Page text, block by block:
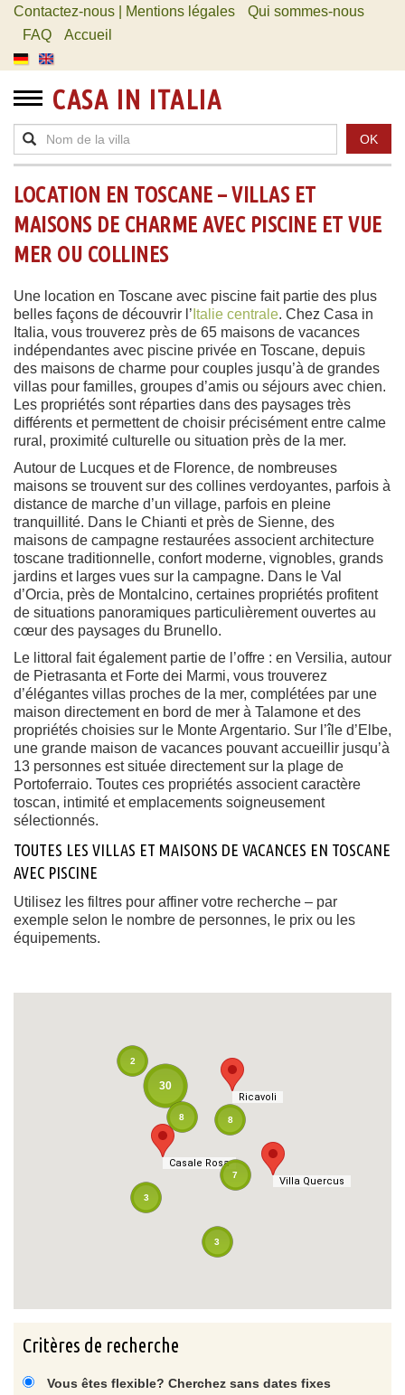
Contactez-nous | Mentions légales
Qui sommes-nous
FAQ
Accueil
CASA IN ITALIA
OK
LOCATION EN TOSCANE – VILLAS ET
MAISONS DE CHARME AVEC PISCINE ET VUE
MER OU COLLINES
Une location en Toscane avec piscine fait partie des plus
belles façons de découvrir l’ Italie centrale. Chez Casa in
Italia, vous trouverez près de 65 maisons de vacances
indépendantes avec piscine privée en Toscane, depuis
des maisons de charme pour couples jusqu’à de grandes
villas pour familles, groupes d’amis ou séjours avec chien.
Les propriétés sont réparties dans des paysages très
différents et permettent de choisir précisément entre calme
rural, proximité culturelle ou situation près de la mer.
Autour de Lucques et de Florence, de nombreuses
maisons se trouvent sur des collines verdoyantes, parfois à
distance de marche d’un village, parfois en pleine
tranquillité. Dans le Chianti et près de Sienne, des
maisons de campagne restaurées associent architecture
toscane traditionnelle, confort moderne, vignobles, grands
jardins et larges vues sur la campagne. Dans le Val
d’Orcia, près de Montalcino, certaines propriétés profitent
de situations panoramiques particulièrement ouvertes au
cœur des paysages du Brunello.
Le littoral fait également partie de l’offre : en Versilia, autour
de Pietrasanta et Forte dei Marmi, vous trouverez
d’élégantes villas proches de la mer, complétées par une
maison directement en bord de mer à Talamone et des
propriétés choisies sur le Monte Argentario. Sur l’île d’Elbe,
une grande maison de vacances pouvant accueillir jusqu’à
13 personnes est située directement sur la plage de
Portoferraio. Toutes ces propriétés associent caractère
toscan, intimité et emplacements soigneusement
sélectionnés.
TOUTES LES VILLAS ET MAISONS DE VACANCES EN TOSCANE
AVEC PISCINE
Utilisez les filtres pour affiner votre recherche – par
exemple selon le nombre de personnes, le prix ou les
équipements.
Casale Rosa
Ricavoli
Villa Quercus
30
8
3
2
Casale Rosa
7
8
Ricavoli
3
Villa Quercus
Critères de recherche
Vous êtes flexible? Cherchez sans dates fixes